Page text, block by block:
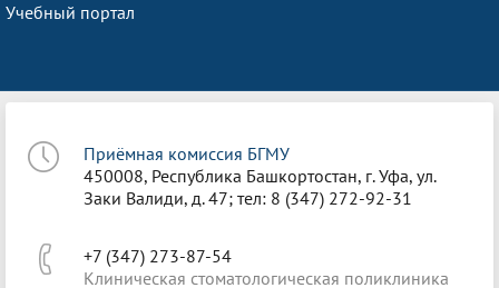
Учебный портал
Приёмная комиссия БГМУ
450008, Республика Башкортостан, г. Уфа, ул.
Заки Валиди, д. 47; тел: 8 (347) 272-92-31
+7 (347) 273-87-54
Клиническая стоматологическая поликлиника